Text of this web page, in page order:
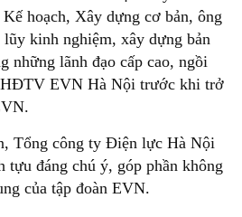
hoạch, Xây dựng cơ bản, ông
kinh nghiệm, xây dựng bản
những lãnh đạo cấp cao, ngồi
HĐTV EVN Hà Nội trước khi trở
Tổng công ty Điện lực Hà Nội
tựu đáng chú ý, góp phần không
của tập đoàn EVN.